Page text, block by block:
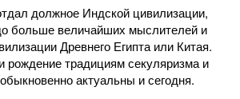
должное Индской цивилизации,
больше величайших мыслителей и
Древнего Египта или Китая.
традициям секуляризма и
актуальны и сегодня.